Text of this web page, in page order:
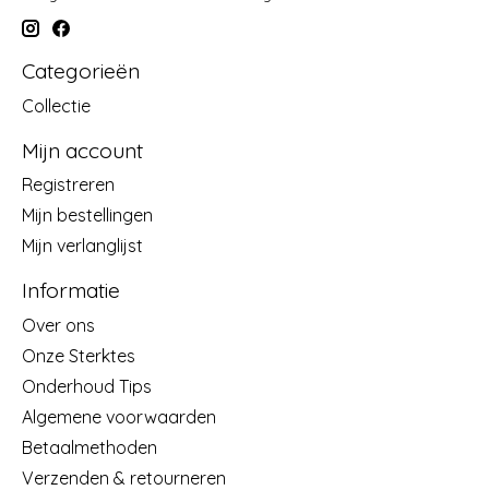
Categorieën
Collectie
Mijn account
Registreren
Mijn bestellingen
Mijn verlanglijst
Informatie
Over ons
Onze Sterktes
Onderhoud Tips
Algemene voorwaarden
Betaalmethoden
Verzenden & retourneren